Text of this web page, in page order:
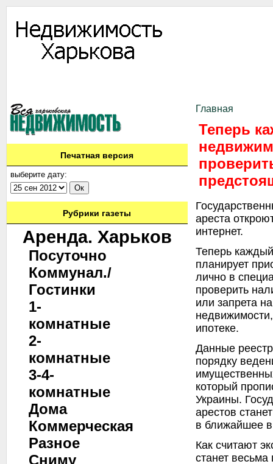
Печатная версия
выберите дату:
Рубрики газеты
Аренда. Харьков
Посуточно
Коммунал./
Гостинки
1-
комнатные
2-
комнатные
3-4-
комнатные
Дома
Коммерческая
Разное
Сниму
Главная
Теперь
ареста
интернет.
Теперь
планирует
лично в
проверить
или запрета
ипотеке.
Данные
порядку
который
Украины.
арестов
в ближайшее
Как считают
станет